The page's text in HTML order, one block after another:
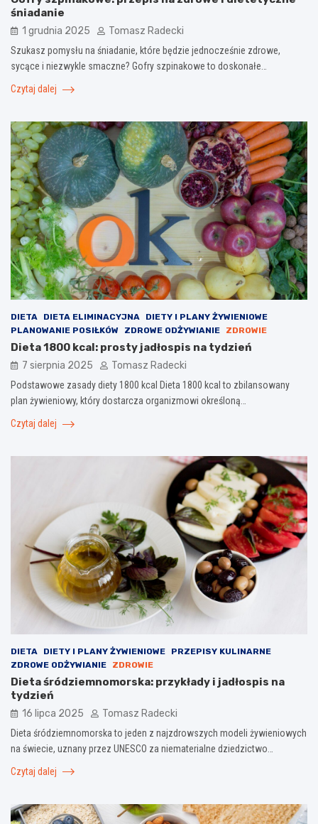
śniadanie
1 grudnia 2025 Tomasz Radecki
Szukasz pomysłu na śniadanie, które będzie jednocześnie zdrowe,
sycące i niezwykle smaczne? Gofry szpinakowe to doskonałe…
Czytaj dalej
DIETA DIETA ELIMINACYJNA
DIETY I PLANY ŻYWIENIOWE
PLANOWANIE POSIŁKÓW
ZDROWE ODŻYWIANIE ZDROWIE
Dieta 1800 kcal: prosty jadłospis na tydzień
7 sierpnia 2025 Tomasz Radecki
Podstawowe zasady diety 1800 kcal Dieta 1800 kcal to zbilansowany
plan żywieniowy, który dostarcza organizmowi określoną…
Czytaj dalej
DIETA DIETY I PLANY ŻYWIENIOWE
PRZEPISY KULINARNE
ZDROWE ODŻYWIANIE
ZDROWIE
Dieta śródziemnomorska: przykłady i jadłospis na
tydzień
16 lipca 2025 Tomasz Radecki
Dieta śródziemnomorska to jeden z najzdrowszych modeli żywieniowych
na świecie, uznany przez UNESCO za niematerialne dziedzictwo…
Czytaj dalej